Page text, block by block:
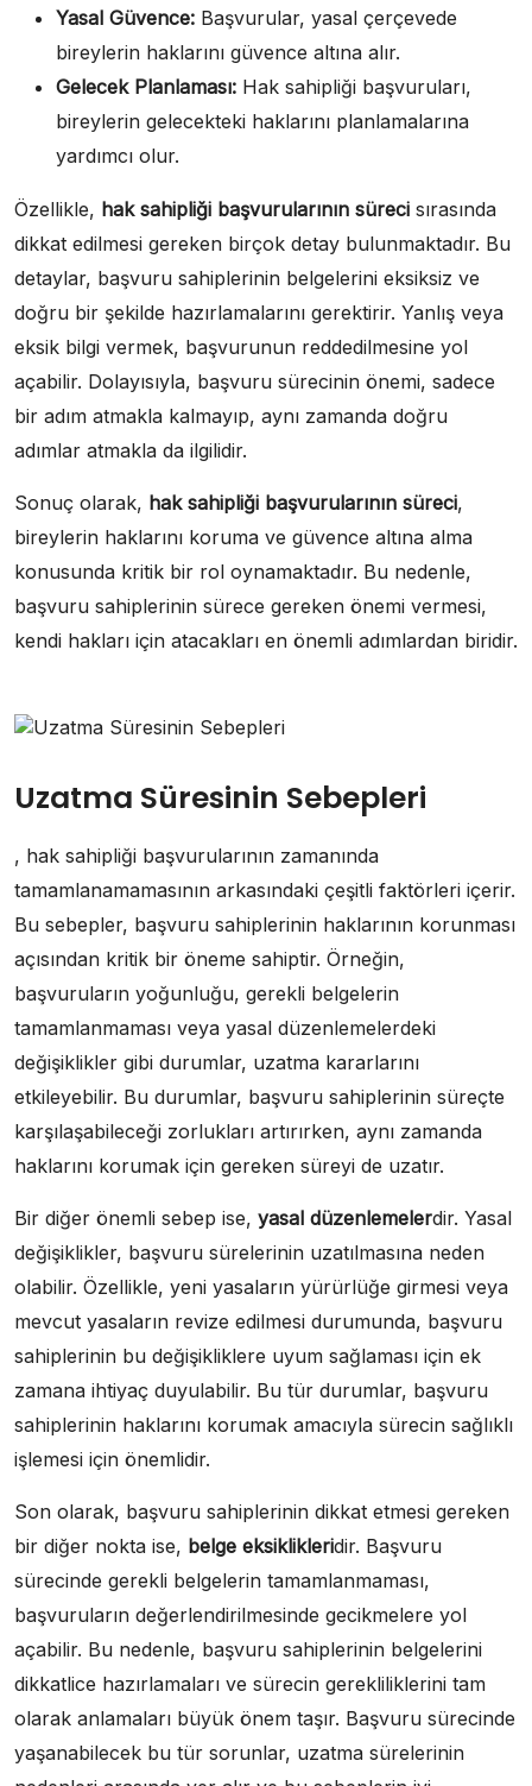
Yasal Güvence: Başvurular, yasal çerçevede
bireylerin haklarını güvence altına alır.
Gelecek Planlaması: Hak sahipliği başvuruları,
bireylerin gelecekteki haklarını planlamalarına
yardımcı olur.
Özellikle, hak sahipliği başvurularının süreci sırasında
dikkat edilmesi gereken birçok detay bulunmaktadır. Bu
detaylar, başvuru sahiplerinin belgelerini eksiksiz ve
doğru bir şekilde hazırlamalarını gerektirir. Yanlış veya
eksik bilgi vermek, başvurunun reddedilmesine yol
açabilir. Dolayısıyla, başvuru sürecinin önemi, sadece
bir adım atmakla kalmayıp, aynı zamanda doğru
adımlar atmakla da ilgilidir.
Sonuç olarak, hak sahipliği başvurularının süreci,
bireylerin haklarını koruma ve güvence altına alma
konusunda kritik bir rol oynamaktadır. Bu nedenle,
başvuru sahiplerinin sürece gereken önemi vermesi,
kendi hakları için atacakları en önemli adımlardan biridir.
Uzatma Süresinin Sebepleri
, hak sahipliği başvurularının zamanında
tamamlanamamasının arkasındaki çeşitli faktörleri içerir.
Bu sebepler, başvuru sahiplerinin haklarının korunması
açısından kritik bir öneme sahiptir. Örneğin,
başvuruların yoğunluğu, gerekli belgelerin
tamamlanmaması veya yasal düzenlemelerdeki
değişiklikler gibi durumlar, uzatma kararlarını
etkileyebilir. Bu durumlar, başvuru sahiplerinin süreçte
karşılaşabileceği zorlukları artırırken, aynı zamanda
haklarını korumak için gereken süreyi de uzatır.
Bir diğer önemli sebep ise, yasal düzenlemelerdir. Yasal
değişiklikler, başvuru sürelerinin uzatılmasına neden
olabilir. Özellikle, yeni yasaların yürürlüğe girmesi veya
mevcut yasaların revize edilmesi durumunda, başvuru
sahiplerinin bu değişikliklere uyum sağlaması için ek
zamana ihtiyaç duyulabilir. Bu tür durumlar, başvuru
sahiplerinin haklarını korumak amacıyla sürecin sağlıklı
işlemesi için önemlidir.
Son olarak, başvuru sahiplerinin dikkat etmesi gereken
bir diğer nokta ise, belge eksiklikleridir. Başvuru
sürecinde gerekli belgelerin tamamlanmaması,
başvuruların değerlendirilmesinde gecikmelere yol
açabilir. Bu nedenle, başvuru sahiplerinin belgelerini
dikkatlice hazırlamaları ve sürecin gerekliliklerini tam
olarak anlamaları büyük önem taşır. Başvuru sürecinde
yaşanabilecek bu tür sorunlar, uzatma sürelerinin